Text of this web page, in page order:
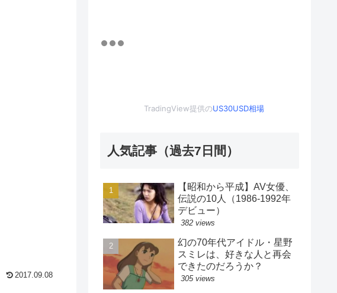
2017.09.08
TradingView提供のUS30USD相場
人気記事（過去7日間）
【昭和から平成】AV女優、
伝説の10人（1986-1992年
デビュー）
382 views
幻の70年代アイドル・星野
スミレは、好きな人と再会
できたのだろうか？
305 views